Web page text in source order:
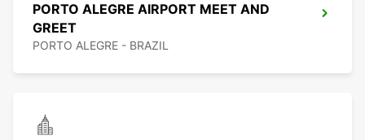
PORTO ALEGRE AIRPORT MEET AND
GREET
PORTO ALEGRE - BRAZIL